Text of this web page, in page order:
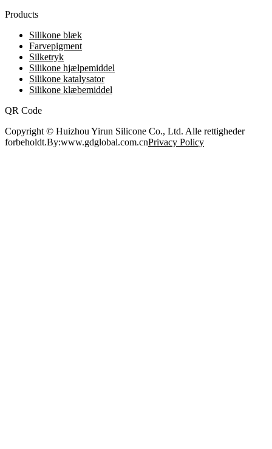
Products
Silikone blæk
Farvepigment
Silketryk
Silikone hjælpemiddel
Silikone katalysator
Silikone klæbemiddel
QR Code
Copyright © Huizhou Yirun Silicone Co., Ltd. Alle rettigheder
forbeholdt.By:www.gdglobal.com.cnPrivacy Policy